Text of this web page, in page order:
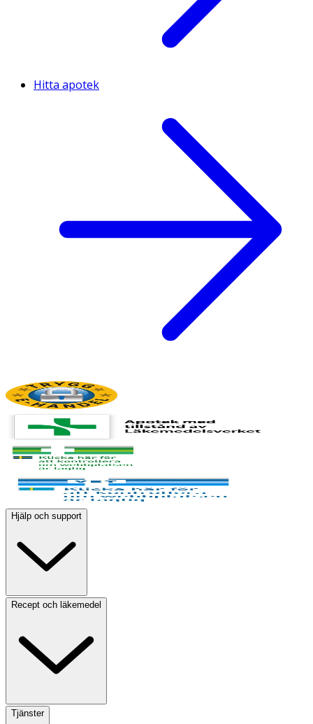
Hitta apotek
Hjälp och support
Recept och läkemedel
Tjänster